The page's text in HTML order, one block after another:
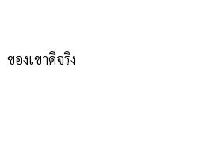
ของเขาดีจริง